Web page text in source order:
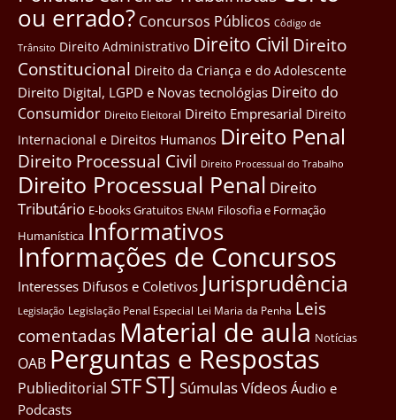
ou errado? Concursos Públicos Côdigo de
Trânsito Direito Administrativo Direito Civil Direito
Constitucional Direito da Criança e do Adolescente
Direito Digital, LGPD e Novas tecnológias Direito do
Consumidor Direito Eleitoral Direito Empresarial Direito
Internacional e Direitos Humanos Direito Penal
Direito Processual Civil Direito Processual do Trabalho
Direito Processual Penal Direito
Tributário E-books Gratuitos ENAM Filosofia e Formação
Humanística Informativos
Informações de Concursos
Interesses Difusos e Coletivos Jurisprudência
Legislação Legislação Penal Especial Lei Maria da Penha Leis
comentadas Material de aula Notícias
OAB Perguntas e Respostas
Publieditorial STFSTJ SúmulasVídeos Áudio e
Podcasts